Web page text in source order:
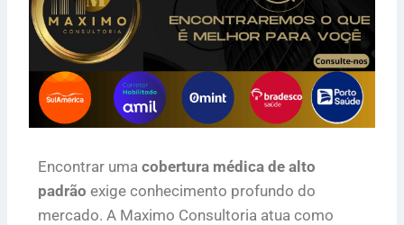
Encontrar uma cobertura médica de alto
padrão exige conhecimento profundo do
mercado. A Maximo Consultoria atua como